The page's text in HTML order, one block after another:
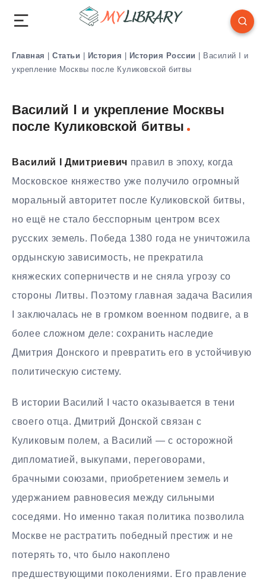
Главная | Статьи | История | История России | Василий I и
укрепление Москвы после Куликовской битвы
Василий I и укрепление Москвы
после Куликовской битвы
Василий I Дмитриевич правил в эпоху, когда
Московское княжество уже получило огромный
моральный авторитет после Куликовской битвы,
но ещё не стало бесспорным центром всех
русских земель. Победа 1380 года не уничтожила
ордынскую зависимость, не прекратила
княжеских соперничеств и не сняла угрозу со
стороны Литвы. Поэтому главная задача Василия
I заключалась не в громком военном подвиге, а в
более сложном деле: сохранить наследие
Дмитрия Донского и превратить его в устойчивую
политическую систему.
В истории Василий I часто оказывается в тени
своего отца. Дмитрий Донской связан с
Куликовым полем, а Василий — с осторожной
дипломатией, выкупами, переговорами,
брачными союзами, приобретением земель и
удержанием равновесия между сильными
соседями. Но именно такая политика позволила
Москве не растратить победный престиж и не
потерять то, что было накоплено
предшествующими поколениями. Его правление